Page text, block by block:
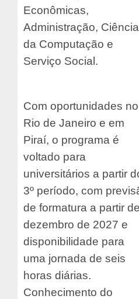
Econômicas,
Administração, Ciência
da Computação e
Serviço Social.
Com oportunidades no
Rio de Janeiro e em
Piraí, o programa é
voltado para
universitários a partir
3º período, com
de formatura a partir de
dezembro de 2027 e
disponibilidade para
uma jornada de seis
horas diárias.
Conhecimento do